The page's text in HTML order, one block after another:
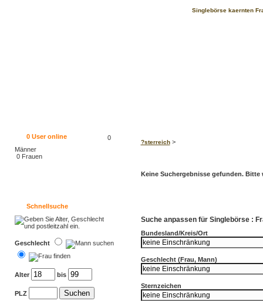
Singlebörse kaernten
0User online
0
Männer
0 Frauen
Schnellsuche
Geschlecht
Alter bis
PLZ
?sterreich>
Keine Suchergebnisse gefunden. Bitte
Suche anpassen für Singlebörse :
Bundesland/Kreis/Ort
Geschlecht (Frau, Mann)
Sternzeichen